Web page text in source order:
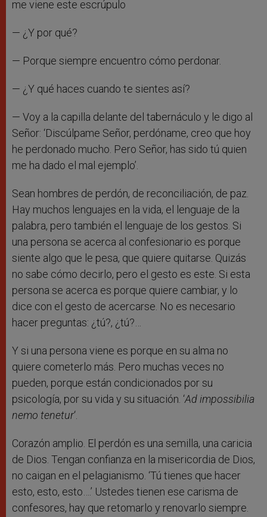
me viene este escrúpulo
— ¿Y por qué?
— Porque siempre encuentro cómo perdonar.
— ¿Y qué haces cuando te sientes así?
— Voy a la capilla delante del tabernáculo y le digo al
Señor: ‘Discúlpame Señor, perdóname, creo que hoy
he perdonado mucho. Pero Señor, has sido tú quien
me ha dado el mal ejemplo’.
Sean hombres de perdón, de reconciliación, de paz.
Hay muchos lenguajes en la vida, el lenguaje de la
palabra, pero también el lenguaje de los gestos. Si
una persona se acerca al confesionario es porque
siente algo que le pesa, que quiere quitarse. Quizás
no sabe cómo decirlo, pero el gesto es este. Si esta
persona se acerca es porque quiere cambiar, y lo
dice con el gesto de acercarse. No es necesario
hacer preguntas: ¿tú?, ¿tú?…
Y si una persona viene es porque en su alma no
quiere cometerlo más. Pero muchas veces no
pueden, porque están condicionados por su
psicología, por su vida y su situación. ‘Ad impossibilia
nemo tenetur‘.
Corazón amplio. El perdón es una semilla, una caricia
de Dios. Tengan confianza en la misericordia de Dios,
no caigan en el pelagianismo. ‘Tú tienes que hacer
esto, esto, esto….’ Ustedes tienen ese carisma de
confesores, hay que retomarlo y renovarlo siempre.